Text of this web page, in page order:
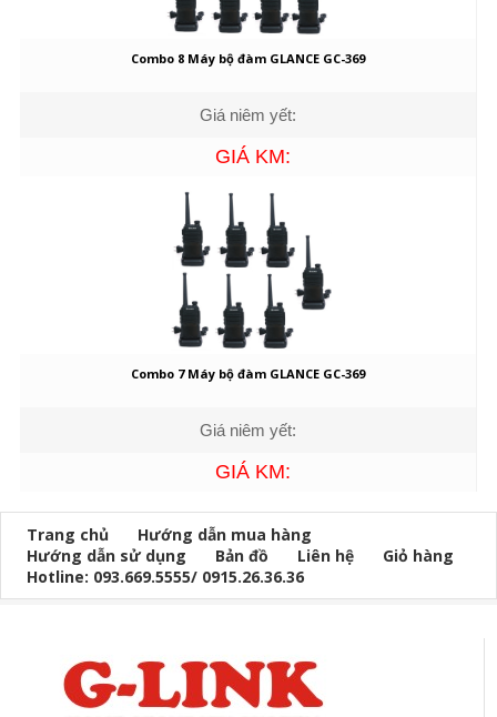
Combo 8 Máy bộ đàm GLANCE GC-369
Giá niêm yết:
GIÁ KM:
Combo 7 Máy bộ đàm GLANCE GC-369
Giá niêm yết:
GIÁ KM:
Trang chủ
Hướng dẫn mua hàng
Hướng dẫn sử dụng
Bản đồ Liên hệ
Giỏ hàng
Hotline: 093.669.5555/ 0915.26.36.36